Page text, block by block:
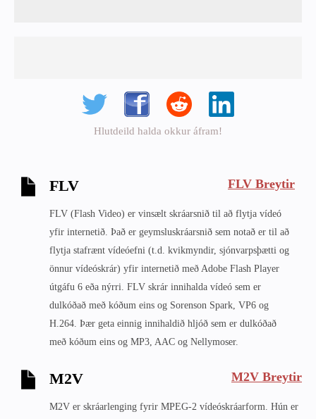
Hlutdeild halda okkur áfram!
FLV FLV Breytir
FLV (Flash Video) er vinsælt skráarsnið til að flytja vídeó
yfir internetið. Það er geymsluskráarsnið sem notað er til að
flytja stafrænt vídeóefni (t.d. kvikmyndir, sjónvarpsþætti og
önnur vídeóskrár) yfir internetið með Adobe Flash Player
útgáfu 6 eða nýrri. FLV skrár innihalda vídeó sem er
dulkóðað með kóðum eins og Sorenson Spark, VP6 og
H.264. Þær geta einnig innihaldið hljóð sem er dulkóðað
með kóðum eins og MP3, AAC og Nellymoser.
M2V M2V Breytir
M2V er skráarlenging fyrir MPEG-2 vídeóskráarform. Hún er